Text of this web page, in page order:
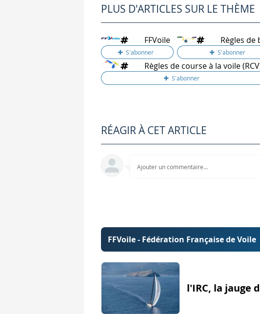
Le comité de course déroule la
La procédure de départ
D'une régate à l'autre, la durée de la
Quelle que soit la durée de la procédure
Départ - 8 minutes : c'est le signal
Le comité hisse le pavillon de club ou le
Durant le signal d'avertissement, le comité
Pavillon Y, gilet de sauvetage obligatoire
Le comité choisira d'arborer un pavillon
Le plus souvent, le comité de course
Il peut aussi envoyer l e pavillon Z qui
Et enfin si le comité est exaspéré par les
PLUS D'ARTICLES SUR LE THÈME
FFVoile Règles de
Règles de course à la voile
RÉAGIR À CET ARTICLE
Ajouter un commentaire...
FFVoile - Fédération Française de Voile
l'IRC, la jauge